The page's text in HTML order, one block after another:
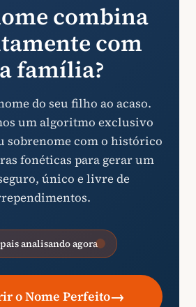
combina
com
família?
do seu filho ao acaso.
um algoritmo exclusivo
sobrenome com o histórico
fonéticas para gerar um
único e livre de
pais analisando agora
o Nome Perfeito→